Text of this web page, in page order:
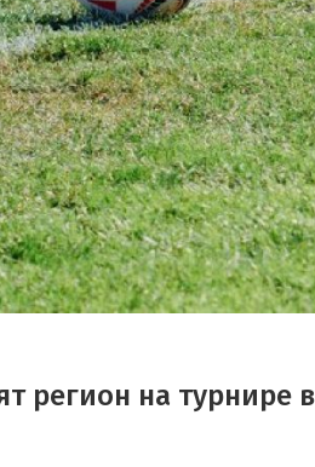
регион на турнире